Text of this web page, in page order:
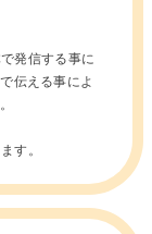
発信する事に
伝える事によ
す。